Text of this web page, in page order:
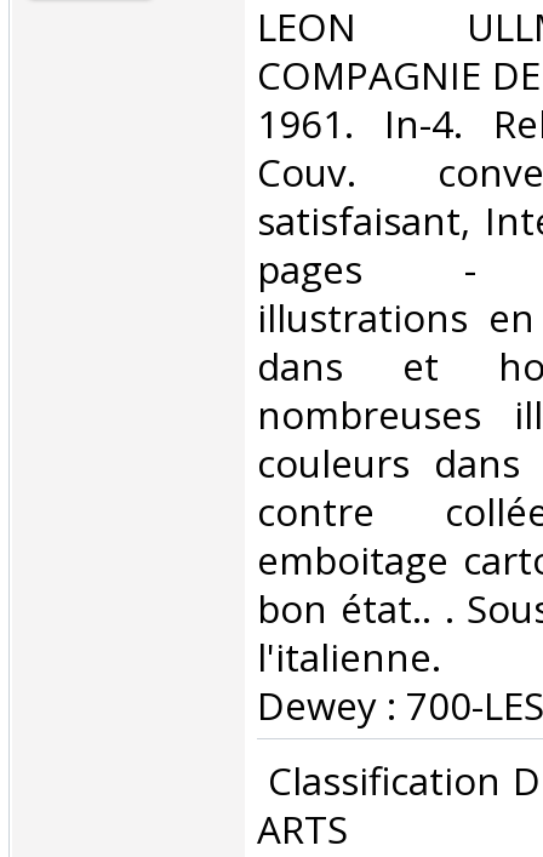
‎LEON
COMPAGNIE
1961. In-4.
Couv.
satisfaisant,
pages -
illustrations
dans et
nombreuses
couleurs
contre
emboitage
bon état.. .
l'italienne.
Dewey : 700-
Classification
ARTS‎